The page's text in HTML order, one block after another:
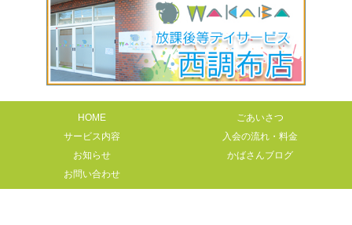
HOME
ごあいさつ
サービス内容
入会の流れ・料金
お知らせ
かばさんブログ
お問い合わせ